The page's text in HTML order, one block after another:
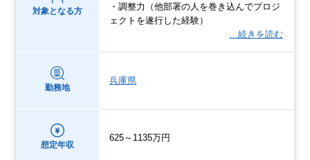
対象となる方
・調整力（他部署の人を巻き込んでプロジ
ェクトを遂行した経験）
…続きを読む
勤務地
兵庫県
想定年収
625～1135万円